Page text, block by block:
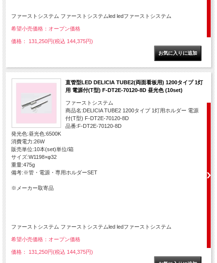
ファーストシステム ファーストシステムled ledファーストシステム
希望小売価格：オープン価格
価格： 131,250円(税込 144,375円)
直管型LED DELICIA TUBE2(両面看板用) 1200タイプ 1灯
用 電源付(T型) F-DT2E-70120-8D 昼光色 (10set)
ファーストシステム
商品名:DELICIA TUBE2 1200タイプ 1灯用ホルダー 電源
付(T型) F-DT2E-70120-8D
品番:F-DT2E-70120-8D
発光色:昼光色:6500K
消費電力:26W
販売単位:10本(set)単位/箱
サイズ:W1198×φ32
重量:475g
備考:※管・電源・専用ホルダーSET
※メーカー取寄品
ファーストシステム ファーストシステムled ledファーストシステム
希望小売価格：オープン価格
価格： 131,250円(税込 144,375円)